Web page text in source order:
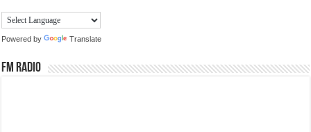
Powered by Translate
FM Radio